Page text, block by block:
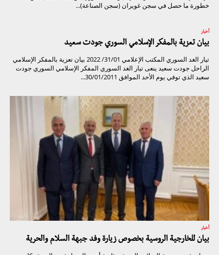
خطورة ما حصل في سجن غويران (سجن الصناعة)...
أخبار
بيان تعزية بالمفكر الإسلامي السوري جودت سعيد
تيار الغد السوري المكتب الإعلامي 31/01/ 2022 بيان تعزية بالمفكر الإسلامي
الراحل جودت سعيد ينعى تيار الغد السوري المفكر الإسلامي السوري جودت
سعيد الذي توفي يوم الأحد الموافق 30/01/2011...
أخبار
بيان للخارجية الروسية بخصوص زيارة وفد جبهة السلام والحرية